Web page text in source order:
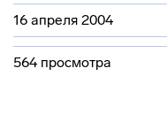
16 апреля 2004
564 просмотра